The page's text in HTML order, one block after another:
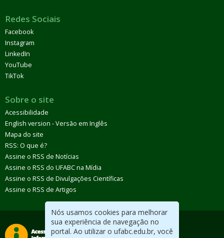
Nós usamos cookies para melhorar
sua experiência de navegação no
portal. Ao utilizar o ufabc.edu.br, você
Redes Sociais
Facebook
Instagram
LinkedIn
YouTube
TikTok
Sobre o site
Acessibilidade
English version - Versão em Inglês
Mapa do site
RSS: O que é?
Assine o RSS de Notícias
Assine o RSS do UFABC na Mídia
Assine o RSS de Divulgações Científicas
Assine o RSS de Artigos